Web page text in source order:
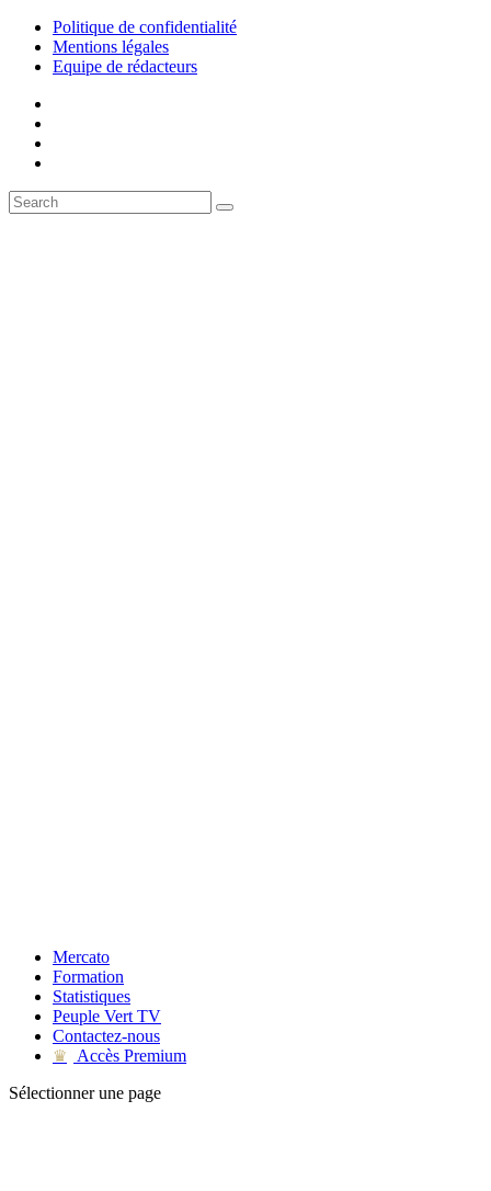
Politique de confidentialité
Mentions légales
Equipe de rédacteurs
Mercato
Formation
Statistiques
Peuple Vert TV
Contactez-nous
♛
Accès Premium
Sélectionner une page